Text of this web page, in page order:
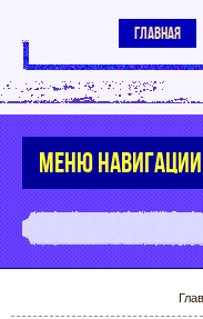
ГЛАВНАЯ
МЕНЮ НАВИГАЦИИ